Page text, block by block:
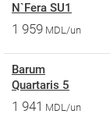
N`Fera SU1
1 959 MDL/un
Barum
Quartaris 5
1 941 MDL/un